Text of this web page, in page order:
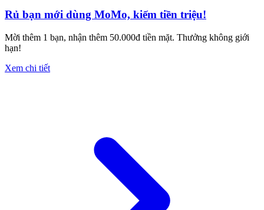
Rủ bạn mới dùng MoMo, kiếm tiền triệu!
Mời thêm 1 bạn, nhận thêm 50.000đ tiền mặt. Thưởng không giới
hạn!
Xem chi tiết